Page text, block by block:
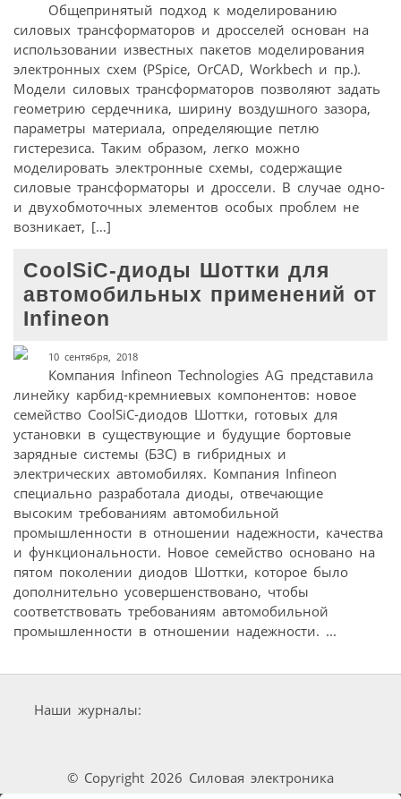
Общепринятый подход к моделированию
силовых трансформаторов и дросселей основан на
использовании известных пакетов моделирования
электронных схем (PSpice, OrCAD, Workbech и пр.).
Модели силовых трансформаторов позволяют задать
геометрию сердечника, ширину воздушного зазора,
параметры материала, определяющие петлю
гистерезиса. Таким образом, легко можно
моделировать электронные схемы, содержащие
силовые трансформаторы и дроссели. В случае одно-
и двухобмоточных элементов особых проблем не
возникает, […]
CoolSiC-диоды Шоттки для
автомобильных применений от
Infineon
10 сентября, 2018
Компания Infineon Technologies AG представила
линейку карбид-кремниевых компонентов: новое
семейство CoolSiC-диодов Шоттки, готовых для
установки в существующие и будущие бортовые
зарядные системы (БЗС) в гибридных и
электрических автомобилях. Компания Infineon
специально разработала диоды, отвечающие
высоким требованиям автомобильной
промышленности в отношении надежности, качества
и функциональности. Новое семейство основано на
пятом поколении диодов Шоттки, которое было
дополнительно усовершенствовано, чтобы
соответствовать требованиям автомобильной
промышленности в отношении надежности. ...
Наши журналы:
© Copyright 2026 Силовая электроника